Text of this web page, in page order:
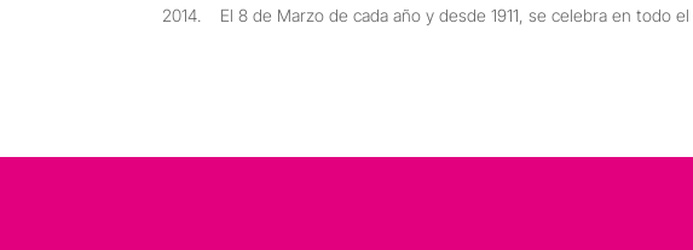
2014. El 8 de Marzo de cada año y desde 1911, se celebra en todo